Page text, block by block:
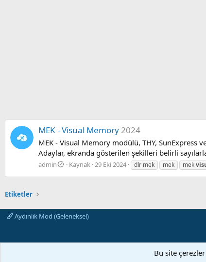
MEK - Visual Memory 2024
MEK - Visual Memory modülü, THY, SunExpress
Adaylar, ekranda gösterilen şekilleri belirli
admin Kaynak 29 Eki 2024 dlr mek mek mek
Etiketler
Aydınlık Mod (Geleneksel)
Bu site